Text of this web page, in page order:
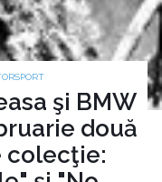
şi BMW
două
colecţie: